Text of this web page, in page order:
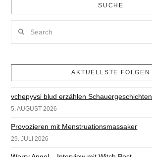
SUCHE
AKTUELLSTE FOLGEN
vchepyvsi blud erzählen Schauergeschichten
5. AUGUST 2026
Provozieren mit Menstruationsmassaker
29. JULI 2026